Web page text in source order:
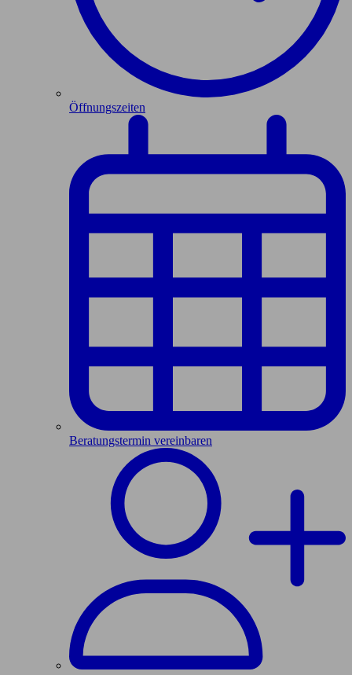
Öffnungszeiten
Beratungstermin vereinbaren